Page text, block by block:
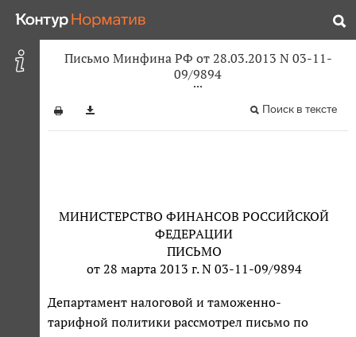
Письмо Минфина РФ от 28.03.2013 N 03-11-
09/9894
Поиск в тексте
МИНИСТЕРСТВО ФИНАНСОВ РОССИЙСКОЙ
ФЕДЕРАЦИИ
ПИСЬМО
от 28 марта 2013 г. N 03-11-09/9894
Департамент налоговой и таможенно-
тарифной политики рассмотрел письмо по